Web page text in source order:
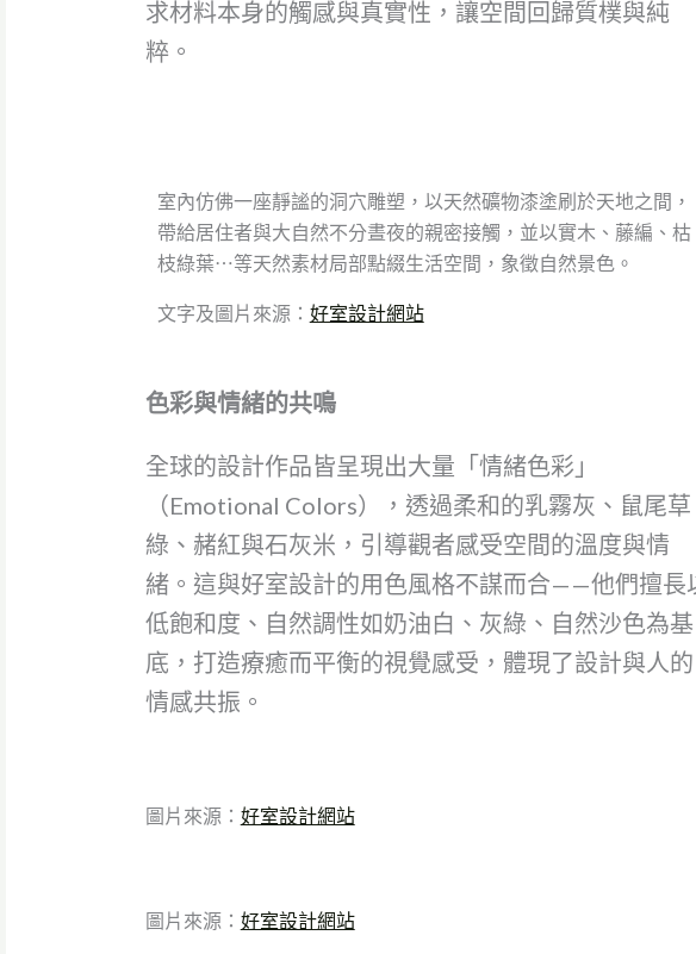
求材料本身的觸感與真實性，讓空間回歸質樸與純
粹。
室內仿佛一座靜謐的洞穴雕塑，以天然礦物漆塗刷於天地之間，
帶給居住者與大自然不分晝夜的親密接觸，並以實木、藤編、枯
枝綠葉⋯等天然素材局部點綴生活空間，象徵自然景色。
文字及圖片來源： 好室設計網站
色彩與情緒的共鳴
全球的設計作品皆呈現出大量「情緒色彩」
（Emotional Colors），透過柔和的乳霧灰、鼠尾草
綠、赭紅與石灰米，引導觀者感受空間的溫度與情
緒。這與好室設計的用色風格不謀而合——他們擅長
低飽和度、自然調性如奶油白、灰綠、自然沙色為基
底，打造療癒而平衡的視覺感受，體現了設計與人的
情感共振。
圖片來源： 好室設計網站
圖片來源： 好室設計網站